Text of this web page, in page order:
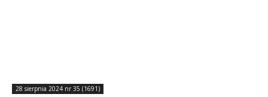
28 sierpnia 2024 nr 35 (1691)